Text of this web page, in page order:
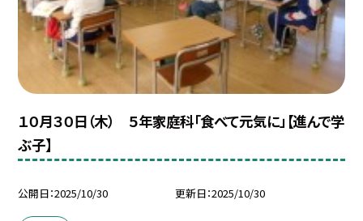
１０月３０日（木） ５年家庭科「食べて元気に」【進んで学
ぶ子】
公開日 2025/10/30 更新日 2025/10/30